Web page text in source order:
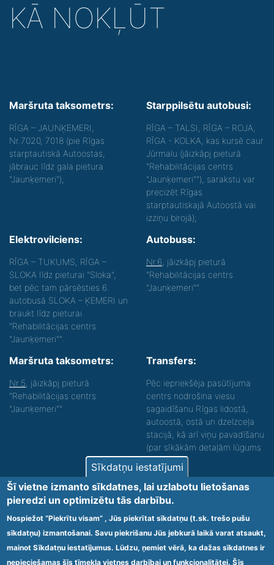
KĀ NOKĻŪT
Maršruta taksometrs:
RĪGA – JAUNĶEMERI,
Nr.7020, 7018 (pie Rīgas
starptautiskā Autoostas,
jābrauc līdz gala pietura
"Jaunķemeri");
Starppilsētu autobusi:
RĪGA – TALSI, RĪGA – ROJA,
RĪGA - KOLKA, kas kursē caur
Jūrmalu (jāizkāpj pieturā
"Rehabilitācijas centrs
"Jaunķemeri""), sarakstu var
precizēt Rīgas
starptautiskajā Autoostā vai
izziņu birojā);
Elektrovilciens:
RĪGA – TUKUMS, RĪGA –
SLOKA līdz pieturai "Sloka",
bet pēc tam pārsēsties 6.
autobusā SLOKA – ĶEMERI un
braukt līdz pieturai
"Rehabilitācijas centrs
"Jaunķemeri"".
Autobuss:
Nr.6 , jāizkāpj pieturā
"Rehabilitācijas centrs
"Jaunķemeri"".
Maršruta taksometrs:
Nr.5 , jāizkāpj pieturā
"Rehabilitācijas centrs
"Jaunķemeri""
Transfers:
Pēc iepriekšēja pasūtījuma
centrs nodrošina viesu
sagaidīšanu Rīgas lidostā,
autoostā, ostā un dzelzceļa
stacijā, kā arī viņu pavadīšanu
(par sīkākām detaļām lūgums
zvanīt).
Nodrošinām vides piekļūstamību personām ar
funkcionāliem traucējumiem! SIA „Sanare-KRC
Jaunķemeri”, Kolkas ielā 20, Jūrmalā ir nodrošināta vides
piekļūstamība personām ar funkcionāliem traucējumiem,
tādejādi nodrošinot atbilstību Ministru kabineta
2009.gada 20.janvāra noteikumos Nr.60 „Noteikumi par
obligātajām prasībām ārstniecības iestādēm un to
Sīkdatņu iestatījumi
Šī vietne izmanto sīkdatnes, lai uzlabotu lietošanas
pieredzi un optimizētu tās darbību.
Nospiežot “Piekrītu visam” , Jūs piekrītat sīkdatņu (t.sk. trešo pušu
sīkdatņu) izmantošanai. Savu piekrišanu Jūs jebkurā laikā varat atsaukt,
mainot Sīkdatņu iestatījumus. Lūdzu, ņemiet vērā, ka dažas sīkdatnes ir
nepieciešamas šīs tīmekļa vietnes darbībai un funkcionalitātei. Šīs